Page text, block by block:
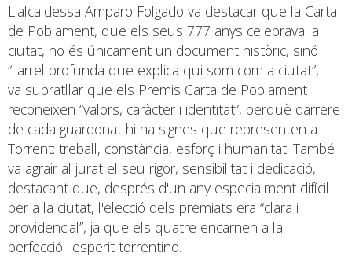
L'alcaldessa Amparo Folgado va destacar que la Carta
de Poblament, que els seus 777 anys celebrava la
ciutat, no és únicament un document històric, sinó
“l'arrel profunda que explica qui som com a ciutat”, i
va subratllar que els Premis Carta de Poblament
reconeixen “valors, caràcter i identitat”, perquè darrere
de cada guardonat hi ha signes que representen a
Torrent: treball, constància, esforç i humanitat. També
va agrair al jurat el seu rigor, sensibilitat i dedicació,
destacant que, després d'un any especialment difícil
per a la ciutat, l'elecció dels premiats era “clara i
providencial”, ja que els quatre encarnen a la
perfecció l'esperit torrentino.